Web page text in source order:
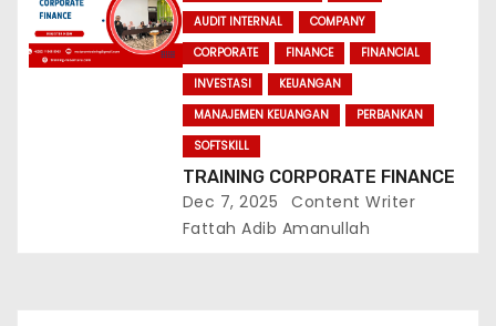
AUDIT INTERNAL
COMPANY
CORPORATE
FINANCE
FINANCIAL
INVESTASI
KEUANGAN
MANAJEMEN KEUANGAN
PERBANKAN
SOFTSKILL
TRAINING CORPORATE FINANCE
Dec 7, 2025
Content Writer
Fattah Adib Amanullah